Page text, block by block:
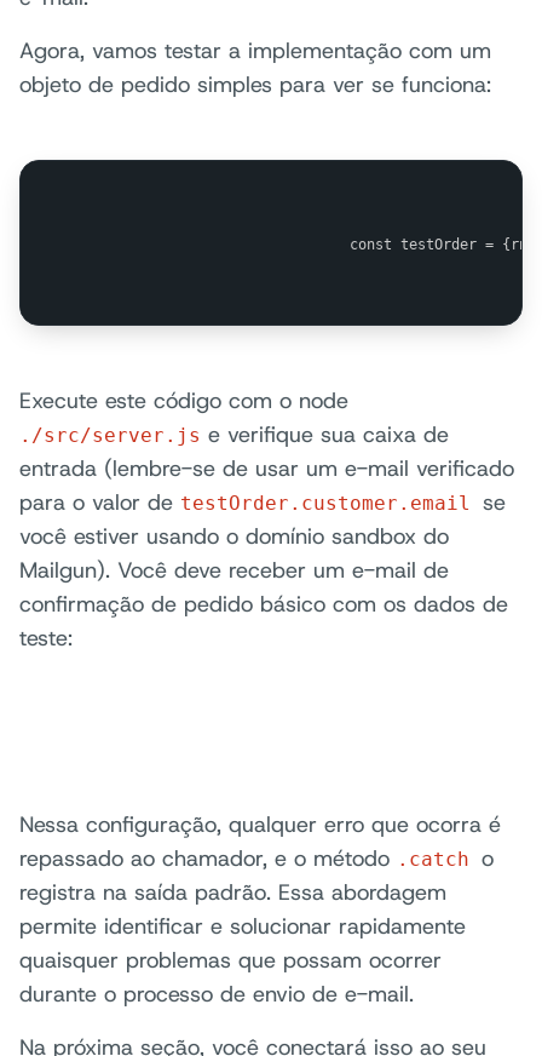
Agora, vamos testar a implementação com um
objeto de pedido simples para ver se funciona:
const testOrder = {rn
Execute este código com o node
./src/server.js e verifique sua caixa de
entrada (lembre-se de usar um e-mail verificado
para o valor de testOrder.customer.email se
você estiver usando o domínio sandbox do
Mailgun). Você deve receber um e-mail de
confirmação de pedido básico com os dados de
teste:
Nessa configuração, qualquer erro que ocorra é
repassado ao chamador, e o método .catch o
registra na saída padrão. Essa abordagem
permite identificar e solucionar rapidamente
quaisquer problemas que possam ocorrer
durante o processo de envio de e-mail.
Na próxima seção, você conectará isso ao seu